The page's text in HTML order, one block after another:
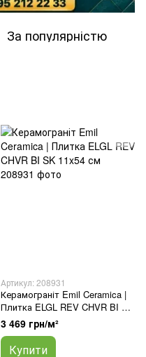
За популярністю
Артикул: 208931
Керамограніт Emil Ceramica |
Плитка ELGL REV CHVR BI SK
11x54 см
3 469 грн/м²
Купити